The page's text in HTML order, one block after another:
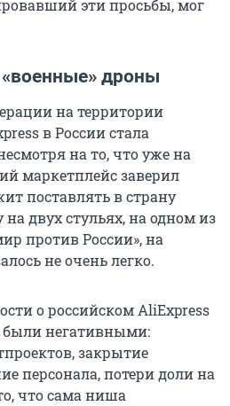
эти просьбы, мог
дроны
на территории
в России стала
на то, что уже на
маркетплейс заверил
поставлять в страну
на двух стульях, на одном из
против России», на
не очень легко.
о российском AliExpress
были негативными:
закрытие
персонала, потери доли на
что сама ниша